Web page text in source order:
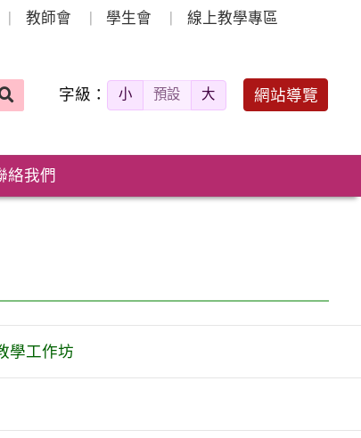
教師會 學生會 線上教學專區
字級： 小 預設 大 網站導覽
絡我們
學工作坊